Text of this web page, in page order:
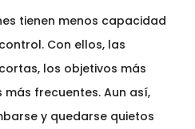
tienen menos capacidad
Con ellos, las
los objetivos más
frecuentes. Aun así,
y quedarse quietos